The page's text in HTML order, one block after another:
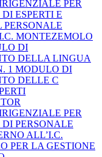
PER
ESPERTI E
PERSONALE
MONTEZEMOLO
DI
DELLA LINGUA
1 MODULO DI
DELLE C
PER
PERSONALE
ALL’I.C.
PER LA GESTIONE